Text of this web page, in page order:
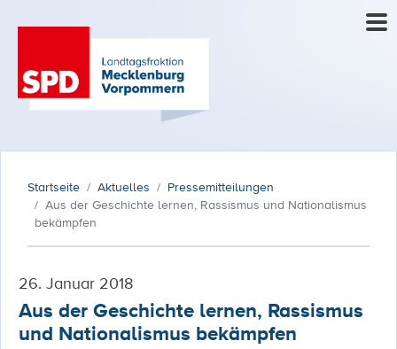
Startseite Aktuelles
Pressemitteilungen
Aus der Geschichte lernen, Rassismus und Nationalismus
bekämpfen
26. Januar 2018
Aus der Geschichte lernen, Rassismus
und Nationalismus bekämpfen